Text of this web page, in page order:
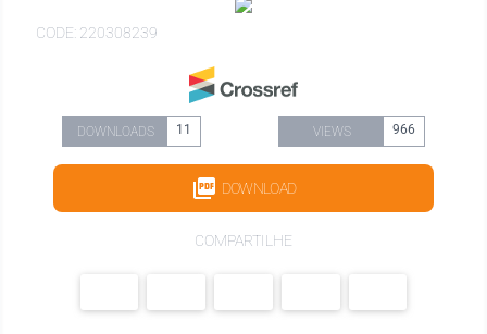
CODE: 220308239
DOWNLOADS 11 VIEWS 966
DOWNLOAD
COMPARTILHE